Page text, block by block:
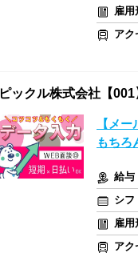
雇用
アク
ピックル株式会社【001
【メ
もち
給与
シフ
雇用
アク